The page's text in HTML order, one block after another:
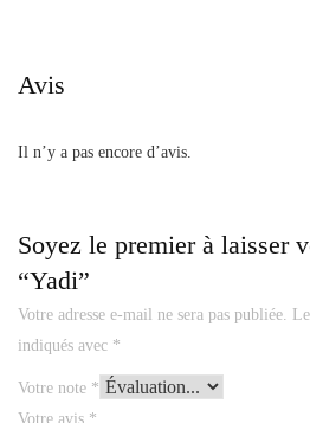
Avis
Il n’y a pas encore d’avis.
Soyez le premier à laisser
“Yadi”
Votre adresse e-mail ne sera pas publiée.
indiqués avec *
Votre note *
Votre avis *